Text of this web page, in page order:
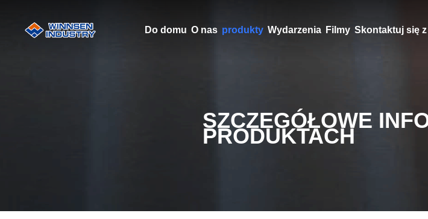
Do domu O nas produkty Wydarzenia Filmy Skontaktuj się
SZCZEGÓŁOWE
PRODUKTACH